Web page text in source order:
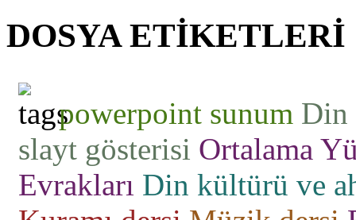
DOSYA ETİKETLERİ
powerpoint sunum Din
slayt gösterisi Ortalama
Evrakları Din kültürü ve